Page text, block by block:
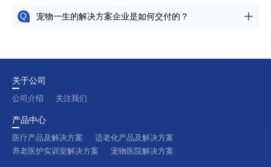
Q 宠物一生的解决方案企业是如何交付的？
关于公司
公司介绍
关注我们
产品中心
医疗产品及解决方案
适老化产品及解决方案
养老医护实训室解决方案
宠物医院解决方案